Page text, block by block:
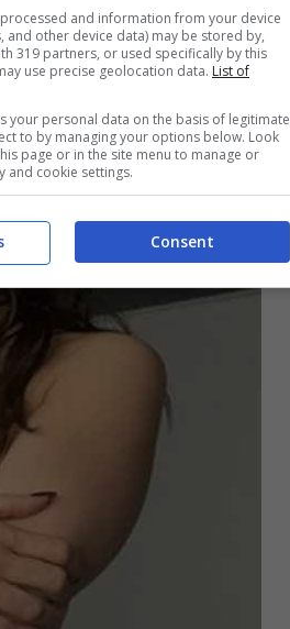
and information from your device
and other device data) may be stored by,
319 partners, or used specifically by this
use precise geolocation data. List of
your personal data on the basis of legitimate
to by managing your options below. Look
page or in the site menu to manage or
and cookie settings.
Consent